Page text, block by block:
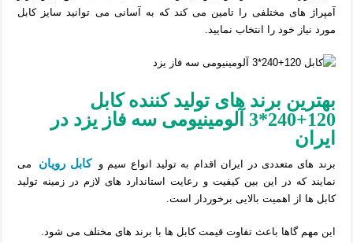
آمپراژ های مختلفی را تامین می کند که به آسانی می توانید سایز کابل
مورد نیاز خود را انتخاب نمایید.
بهترین برند های تولید کننده کابل
120+240*3 آلومینیومی سه فاز یزد در
ایران
برند های متعددی در ایران اقدام به تولید انواع سیم و کابل رویان
می
نمایند که در این بین کیفیت و رعایت استاندارد های لازم در زمینه تولید
کابل ها از اهمیت بالایی برخوردار است.
این مهم گاها باعث تفاوت قیمت کابل ها با برند های مختلف می شود.